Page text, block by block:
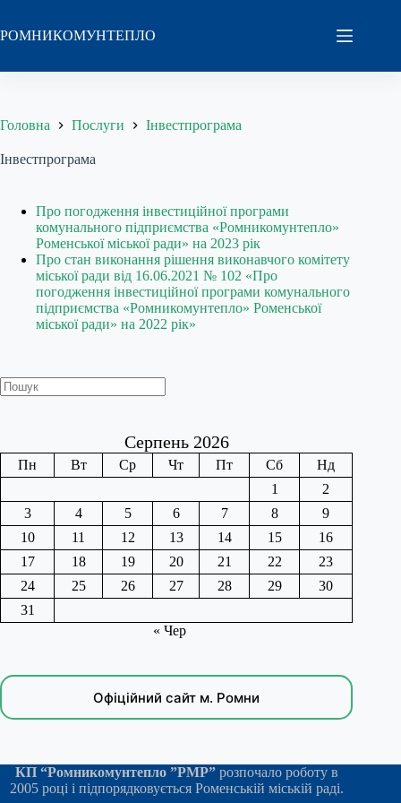
вмісту
РОМНИКОМУНТЕПЛО
Головна Послуги Інвестпрограма
Інвестпрограма
Про погодження інвестиційної програми
комунального підприємства «Ромникомунтепло»
Роменської міської ради» на 2023 рік
Про стан виконання рішення виконавчого комітету
міської ради від 16.06.2021 № 102 «Про
погодження інвестиційної програми комунального
підприємства «Ромникомунтепло» Роменської
міської ради» на 2022 рік»
Пошук
Серпень 2026
Пн Вт Ср Чт Пт Сб
Нд
1
2
3
4 5 6 7 8
9
10
11 12 13 14 15
16
17
18 19 20 21 22
23
24
25 26 27 28 29
30
31
« Чер
Офіційний сайт м. Ромни
КП “Ромникомунтепло ”РМР”розпочало роботу в
2005 році і підпорядковується Роменській міській раді.